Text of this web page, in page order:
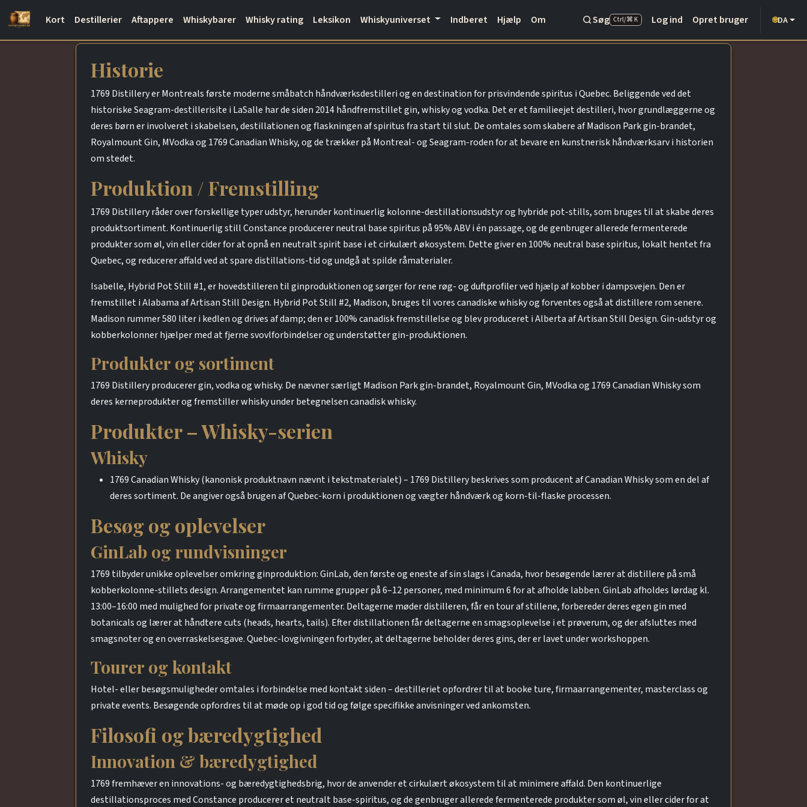
Kort Destillerier Aftappere Whiskybarer Whisky rating Leksikon Whiskyuniverset Indberet Hjælp Om Søg Ctrl/⌘ K Log ind Opret bruger 🌐DA
Historie
1769 Distillery er Montreals første moderne småbatch håndværksdestilleri og en destination for prisvindende spiritus i Quebec. Beliggende ved det
historiske Seagram-destillerisite i LaSalle har de siden 2014 håndfremstillet gin, whisky og vodka. Det er et familieejet destilleri, hvor grundlæggerne og
deres børn er involveret i skabelsen, destillationen og flaskningen af spiritus fra start til slut. De omtales som skabere af Madison Park gin-brandet,
Royalmount Gin, MVodka og 1769 Canadian Whisky, og de trækker på Montreal- og Seagram-roden for at bevare en kunstnerisk håndværksarv i historien
om stedet.
Produktion / Fremstilling
1769 Distillery råder over forskellige typer udstyr, herunder kontinuerlig kolonne-destillationsudstyr og hybride pot-stills, som bruges til at skabe deres
produktsortiment. Kontinuerlig still Constance producerer neutral base spiritus på 95% ABV i én passage, og de genbruger allerede fermenterede
produkter som øl, vin eller cider for at opnå en neutralt spirit base i et cirkulært økosystem. Dette giver en 100% neutral base spiritus, lokalt hentet fra
Quebec, og reducerer affald ved at spare distillations-tid og undgå at spilde råmaterialer.
Isabelle, Hybrid Pot Still #1, er hovedstilleren til ginproduktionen og sørger for rene røg- og duftprofiler ved hjælp af kobber i dampsvejen. Den er
fremstillet i Alabama af Artisan Still Design. Hybrid Pot Still #2, Madison, bruges til vores canadiske whisky og forventes også at distillere rom senere.
Madison rummer 580 liter i kedlen og drives af damp; den er 100% canadisk fremstillelse og blev produceret i Alberta af Artisan Still Design. Gin-udstyr og
kobberkolonner hjælper med at fjerne svovlforbindelser og understøtter gin-produktionen.
Produkter og sortiment
1769 Distillery producerer gin, vodka og whisky. De nævner særligt Madison Park gin-brandet, Royalmount Gin, MVodka og 1769 Canadian Whisky som
deres kerneprodukter og fremstiller whisky under betegnelsen canadisk whisky.
Produkter – Whisky-serien
Whisky
1769 Canadian Whisky (kanonisk produktnavn nævnt i tekstmaterialet) – 1769 Distillery beskrives som producent af Canadian Whisky som en del af
deres sortiment. De angiver også brugen af Quebec-korn i produktionen og vægter håndværk og korn-til-flaske processen.
Besøg og oplevelser
GinLab og rundvisninger
1769 tilbyder unikke oplevelser omkring ginproduktion: GinLab, den første og eneste af sin slags i Canada, hvor besøgende lærer at distillere på små
kobberkolonne-stillets design. Arrangementet kan rumme grupper på 6–12 personer, med minimum 6 for at afholde labben. GinLab afholdes lørdag kl.
13:00–16:00 med mulighed for private og firmaarrangementer. Deltagerne møder distilleren, får en tour af stillene, forbereder deres egen gin med
botanicals og lærer at håndtere cuts (heads, hearts, tails). Efter distillationen får deltagerne en smagsoplevelse i et prøverum, og der afsluttes med
smagsnoter og en overraskelsesgave. Quebec-lovgivningen forbyder, at deltagerne beholder deres gins, der er lavet under workshoppen.
Tourer og kontakt
Hotel- eller besøgsmuligheder omtales i forbindelse med kontakt siden – destilleriet opfordrer til at booke ture, firmaarrangementer, masterclass og
private events. Besøgende opfordres til at møde op i god tid og følge specifikke anvisninger ved ankomsten.
Filosofi og bæredygtighed
Innovation & bæredygtighed
1769 fremhæver en innovations- og bæredygtighedsbrig, hvor de anvender et cirkulært økosystem til at minimere affald. Den kontinuerlige
destillationsproces med Constance producerer et neutralt base-spiritus, og de genbruger allerede fermenterede produkter som øl, vin eller cider for at